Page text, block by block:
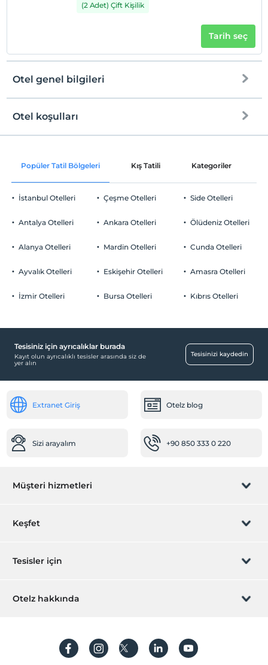
2 yaşına kadar olan bebekler ücretsizdir.
Tesisin ücretsiz çocuk politkası yoktur
(2 Adet) Çift Kişilik
Tarih seç
Otel genel bilgileri
Otopark
Ücretsiz
Havuz
Dinlenme Odası
Otel koşulları
Check/in
Check/out
En geç saat 12:00 ve öncesi
Evcil Hayvan
2 yaşına kadar olan bebekler ücretsizdir.
Popüler Tatil Bölgeleri Kış Tatili Kategoriler
İstanbul Otelleri
Antalya Otelleri
Alanya Otelleri
Ayvalık Otelleri
İzmir Otelleri
Çeşme Otelleri
Ankara Otelleri
Mardin Otelleri
Eskişehir Otelleri
Bursa Otelleri
Side Otelleri
Ölüdeniz Otelleri
Cunda Otelleri
Amasra Otelleri
Kıbrıs Otelleri
Tesisiniz için ayrıcalıklar burada
Kayıt olun ayrıcalıklı tesisler arasında siz de
yer alın
Tesisinizi kaydedin
Extranet Giriş Otelz blog
Sizi arayalım +90 850 333 0 220
Müşteri hizmetleri
Rezervasyon yönet
Sıkça sorulan sorular
Keşfet
Hediye Kart
Hesap oluştur
Tesisler için
Hemen tesisinizi ekleyin
Otelz hakkında